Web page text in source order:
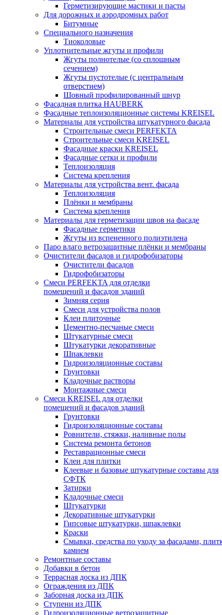
Герметизирующие мастики и пасты
Для дорожных и аэродромных работ
Битумные
Специального назначения
Тиоколовые
Уплотнительные жгуты и профили
Жгуты полнотелые (со сплошным
сечением)
Жгуты пустотелые (с центральным
отверстием)
Шовный профилированный шнур
Фасадная плитка HAUBERK
Фасадные теплоизоляционные системы KREISEL
Материалы для устройства штукатурного фасада
Строительные смеси PERFEKTA
Строительные смеси KREISEL
Фасадные краски KREISEL
Фасадные сетки и профили
Теплоизоляция
Система крепления
Материалы для устройства вент. фасада
Теплоизоляция
Плёнки и мембраны
Система крепления
Материалы для герметизации швов на фасаде
Фасадные герметики
Жгуты из вспененного полиэтилена
Паро влаго ветрозащитные плёнки и мембраны
Очистители фасадов и гидрофобизаторы
Очистители фасадов
Гидрофобизаторы
Смеси PERFEKTA для отделки
помещений и фасадов зданий
Зимняя серия
Смеси для устройства полов
Клеи плиточные
Цементно-песчаные смеси
Штукатурные смеси
Штукатурки декоративные
Шпаклевки
Гидроизоляционные составы
Грунтовки
Кладочные растворы
Монтажные смеси
Смеси KREISEL для отделки
помещений и фасадов зданий
Грунтовки
Гидроизоляционные составы
Ровнители, стяжки, наливные полы
Cистема ремонта бетонов
Реставрационные смеси
Клеи для плитки
Клеевые и базовые штукатурные составы для
СФТК
Затирки
Кладочные смеси
Штукатурки
Декоративные штукатурки
Гипсовые штукатурки, шпаклевки
Краски
Смывки, средства по уходу за фасадами,
камнем
Ремонтные составы
Добавки в бетон
Террасная доска из ДПК
Ограждения из ДПК
Заборная доска из ДПК
Ступени из ДПК
Гидроизоляционные ветрозащитные